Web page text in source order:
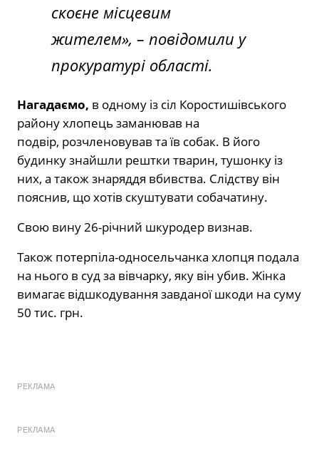
скоєне місцевим
жителем», – повідомили у
прокуратурі області.
Нагадаємо, в одному із сіл Коростишівського
району хлопець заманював на
подвір, розчленовував та їв собак. В його
будинку знайшли рештки тварин, тушонку із
них, а також знаряддя вбивства. Слідству він
пояснив, що хотів скуштувати собачатину.
Свою вину 26-річний шкуродер визнав.
Також потерпіла-односельчанка хлопця подала
на нього в суд за вівчарку, яку він убив. Жінка
вимагає відшкодування завданої шкоди на суму
50 тис. грн.
РЕКЛАМА
РЕКЛАМА